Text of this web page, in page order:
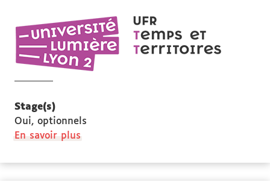
et
Stage(s)
Oui, optionnels
En savoir plus
des